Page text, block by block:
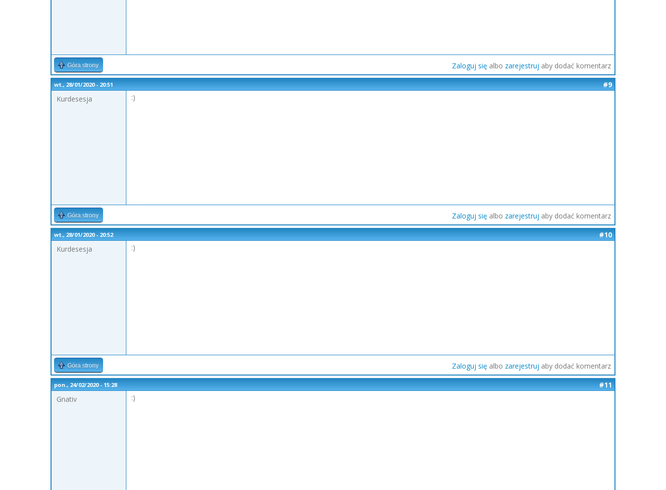
Góra strony Zaloguj się albo zarejestruj aby dodać komentarz
wt., 28/01/2020 - 20:51
#9
Kurdesesja
:)
Góra strony Zaloguj się albo zarejestruj aby dodać komentarz
wt., 28/01/2020 - 20:52
#10
Kurdesesja
:)
Góra strony Zaloguj się albo zarejestruj aby dodać komentarz
pon., 24/02/2020 - 15:28
#11
Gnativ
:)